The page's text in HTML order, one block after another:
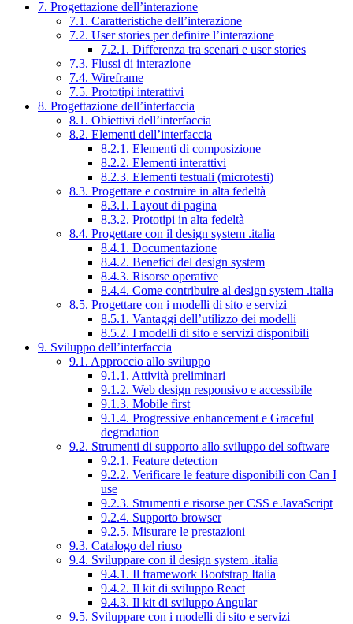
7. Progettazione dell’interazione
7.1. Caratteristiche dell’interazione
7.2. User stories per definire l’interazione
7.2.1. Differenza tra scenari e user stories
7.3. Flussi di interazione
7.4. Wireframe
7.5. Prototipi interattivi
8. Progettazione dell’interfaccia
8.1. Obiettivi dell’interfaccia
8.2. Elementi dell’interfaccia
8.2.1. Elementi di composizione
8.2.2. Elementi interattivi
8.2.3. Elementi testuali (microtesti)
8.3. Progettare e costruire in alta fedeltà
8.3.1. Layout di pagina
8.3.2. Prototipi in alta fedeltà
8.4. Progettare con il design system .italia
8.4.1. Documentazione
8.4.2. Benefici del design system
8.4.3. Risorse operative
8.4.4. Come contribuire al design system .italia
8.5. Progettare con i modelli di sito e servizi
8.5.1. Vantaggi dell’utilizzo dei modelli
8.5.2. I modelli di sito e servizi disponibili
9. Sviluppo dell’interfaccia
9.1. Approccio allo sviluppo
9.1.1. Attività preliminari
9.1.2. Web design responsivo e accessibile
9.1.3. Mobile first
9.1.4. Progressive enhancement e Graceful
degradation
9.2. Strumenti di supporto allo sviluppo del software
9.2.1. Feature detection
9.2.2. Verificare le feature disponibili con Can I
use
9.2.3. Strumenti e risorse per CSS e JavaScript
9.2.4. Supporto browser
9.2.5. Misurare le prestazioni
9.3. Catalogo del riuso
9.4. Sviluppare con il design system .italia
9.4.1. Il framework Bootstrap Italia
9.4.2. Il kit di sviluppo React
9.4.3. Il kit di sviluppo Angular
9.5. Sviluppare con i modelli di sito e servizi